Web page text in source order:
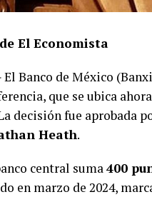
El Economista
El Banco de México
que se ubica
decisión fue aprobada
Heath.
central suma400
en marzo de 2024,